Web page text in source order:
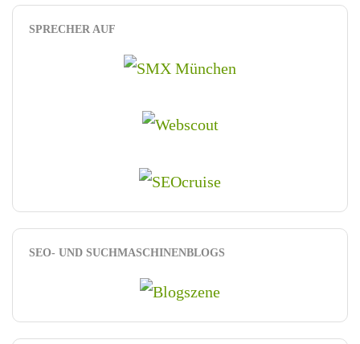
SPRECHER AUF
SEO- UND SUCHMASCHINENBLOGS